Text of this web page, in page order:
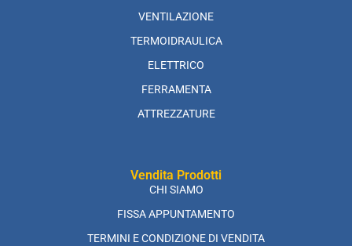
VENTILAZIONE
TERMOIDRAULICA
ELETTRICO
FERRAMENTA
ATTREZZATURE
Vendita Prodotti
CHI SIAMO
FISSA APPUNTAMENTO
TERMINI E CONDIZIONE DI VENDITA